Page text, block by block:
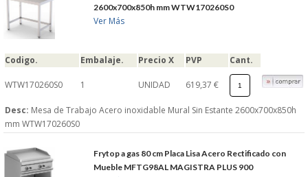
FACEBOOK
TWITTER
© 2026 SUMINISTROSCEM
TODOS LOS DERECHOS RESERVADOS
2600x700x850h mm WTW170260S0
Ver Más
Codigo. Embalaje. Precio X PVP Cant.
WTW170260S0 1 UNIDAD 619,37 €
Desc: Mesa de Trabajo Acero inoxidable Mural Sin Estante 2600x700x850h
mm WTW170260S0
Frytop a gas 80 cm Placa Lisa Acero Rectificado con
Mueble MFTG98AL MAGISTRA PLUS 900